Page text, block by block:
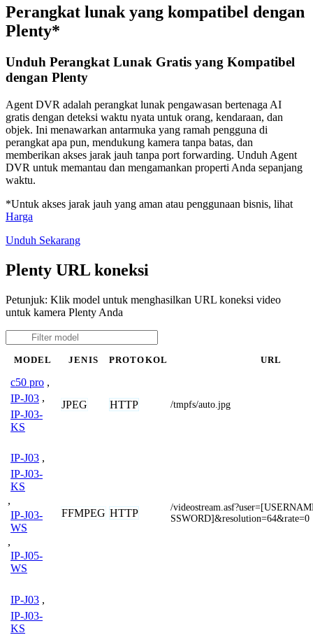
Perangkat lunak yang kompatibel dengan
Plenty*
Unduh Perangkat Lunak Gratis yang Kompatibel
dengan Plenty
Agent DVR adalah perangkat lunak pengawasan bertenaga AI
gratis dengan deteksi waktu nyata untuk orang, kendaraan, dan
objek. Ini menawarkan antarmuka yang ramah pengguna di
perangkat apa pun, mendukung kamera tanpa batas, dan
memberikan akses jarak jauh tanpa port forwarding. Unduh Agent
DVR untuk memantau dan mengamankan properti Anda sepanjang
waktu.
*Untuk akses jarak jauh yang aman atau penggunaan bisnis, lihat
Harga
Unduh Sekarang
Plenty URL koneksi
Petunjuk: Klik model untuk menghasilkan URL koneksi video
untuk kamera Plenty Anda
MODEL JENIS PROTOKOL URL
c50 pro ,
IP-J03 ,
IP-J03-
KS
JPEG HTTP /tmpfs/auto.jpg
IP-J03 ,
IP-J03-
KS
,
IP-J03-
WS
,
IP-J05-
WS
FFMPEG HTTP
/
SSWORD]&resolution=64&rate=0
IP-J03 ,
IP-J03-
KS